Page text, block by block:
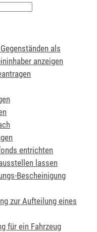
als
anzeigen
entrichten
lassen
Bescheinigung
zur Aufteilung eines
für ein Fahrzeug